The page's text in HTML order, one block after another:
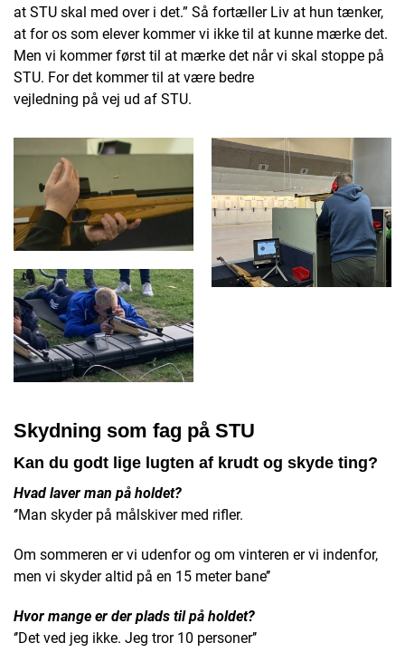
at STU skal med over i det.” Så fortæller Liv at hun tænker,
at for os som elever kommer vi ikke til at kunne mærke det.
Men vi kommer først til at mærke det når vi skal stoppe på
STU. For det kommer til at være bedre
vejledning på vej ud af STU.
Skydning som fag på STU
Kan du godt lige lugten af krudt og skyde ting?
Hvad laver man på holdet?
‘’Man skyder på målskiver med rifler.
Om sommeren er vi udenfor og om vinteren er vi indenfor,
men vi skyder altid på en 15 meter bane’’
Hvor mange er der plads til på holdet?
‘’Det ved jeg ikke. Jeg tror 10 personer’’